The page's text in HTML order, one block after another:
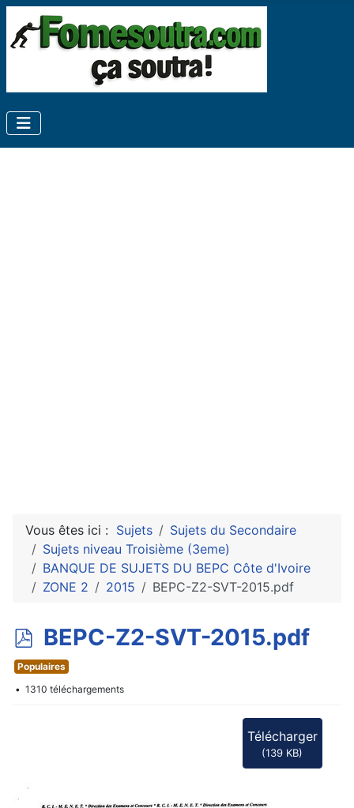
Vous êtes ici : Sujets
Sujets du Secondaire
Sujets niveau Troisième (3eme)
BANQUE DE SUJETS DU BEPC Côte d'Ivoire
ZONE 2
2015 BEPC-Z2-SVT-2015.pdf
p
d
f
BEPC-Z2-SVT-2015.pdf
Populaires
1310 téléchargements
Télécharger
(139 KB)